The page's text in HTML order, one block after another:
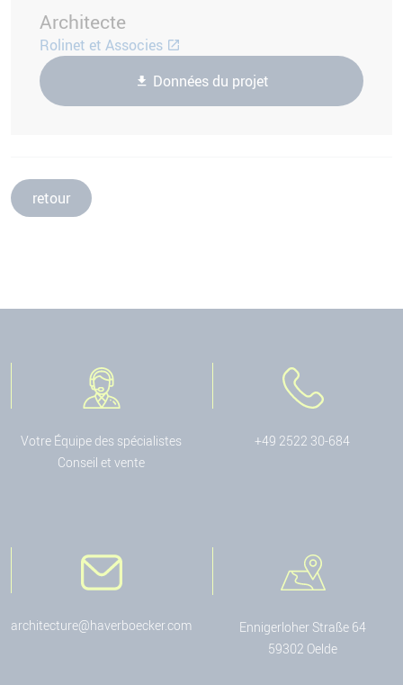
Architecte
Rolinet et Associes
Données du projet
retour
Votre Équipe des spécialistes
Conseil et vente
+49 2522 30-684
architecture@haverboecker.com
Ennigerloher Straße 64
59302 Oelde